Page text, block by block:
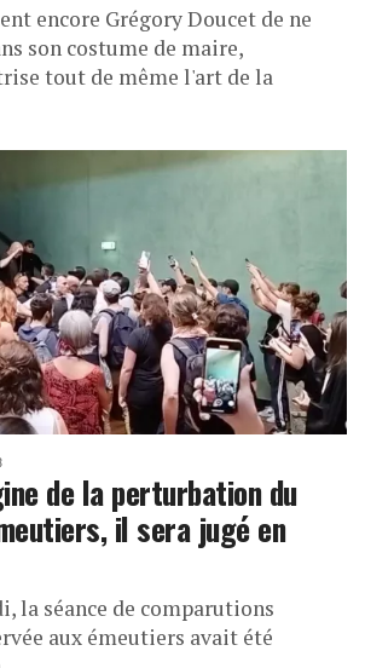
encore Grégory Doucet de ne
son costume de maire,
tout de même l'art de la
de la perturbation du
il sera jugé en
la séance de comparutions
aux émeutiers avait été